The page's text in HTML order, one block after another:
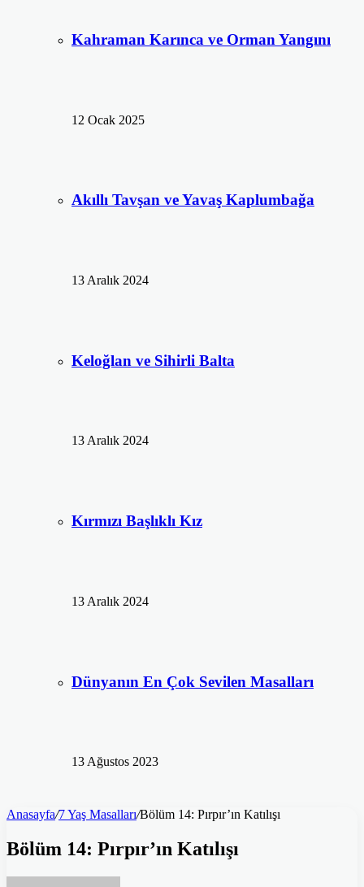
Kahraman Karınca ve Orman Yangını
12 Ocak 2025
Akıllı Tavşan ve Yavaş Kaplumbağa
13 Aralık 2024
Keloğlan ve Sihirli Balta
13 Aralık 2024
Kırmızı Başlıklı Kız
13 Aralık 2024
Dünyanın En Çok Sevilen Masalları
13 Ağustos 2023
Anasayfa/7 Yaş Masalları/Bölüm 14: Pırpır’ın Katılışı
Bölüm 14: Pırpır’ın Katılışı